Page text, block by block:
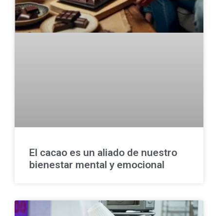
El cacao es un aliado de nuestro
bienestar mental y emocional